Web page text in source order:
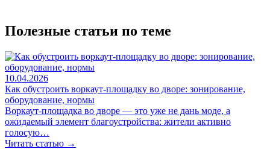
Полезные статьи по теме
10.04.2026
Как обустроить воркаут-площадку во дворе: зонирование,
оборудование, нормы
Воркаут-площадка во дворе — это уже не дань моде, а
ожидаемый элемент благоустройства: жители активно
голосую…
Читать статью →